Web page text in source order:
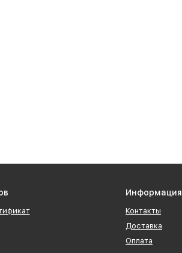
Информация
Контакты
Доставка
Оплата